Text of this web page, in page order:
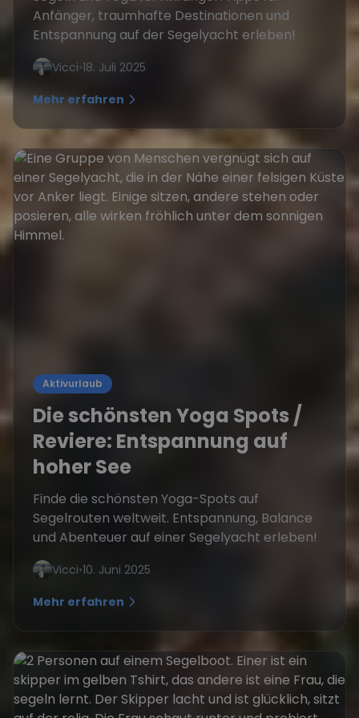
Anfänger, traumhafte Destinationen und
Entspannung auf der Segelyacht erleben!
Vicci•18. Juli 2025
Mehr erfahren
Aktivurlaub
Die schönsten Yoga Spots /
Reviere: Entspannung auf
hoher See
Finde die schönsten Yoga-Spots auf
Segelrouten weltweit. Entspannung, Balance
und Abenteuer auf einer Segelyacht erleben!
Vicci•10. Juni 2025
Mehr erfahren